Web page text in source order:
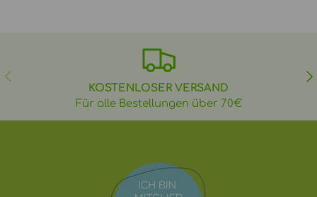
VORHERIGE
KOSTENLOSER VERSAND
Für alle Bestellungen über 70€